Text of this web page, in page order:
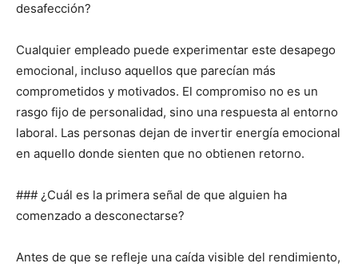
desafección?
Cualquier empleado puede experimentar este desapego
emocional, incluso aquellos que parecían más
comprometidos y motivados. El compromiso no es un
rasgo fijo de personalidad, sino una respuesta al entorno
laboral. Las personas dejan de invertir energía emocional
en aquello donde sienten que no obtienen retorno.
### ¿Cuál es la primera señal de que alguien ha
comenzado a desconectarse?
Antes de que se refleje una caída visible del rendimiento,